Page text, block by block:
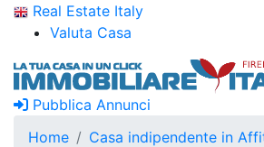
Real Estate Italy
Valuta Casa
Pubblica Annunci
Home
Casa indipendente in